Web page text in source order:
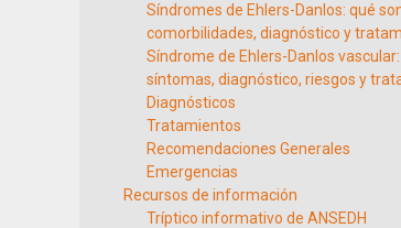
Síndromes de Ehlers-Danlos: qué
comorbilidades, diagnóstico y
Síndrome de Ehlers-Danlos
síntomas, diagnóstico, riesgos y
Diagnósticos
Tratamientos
Recomendaciones Generales
Emergencias
Recursos de información
Tríptico informativo de ANSEDH